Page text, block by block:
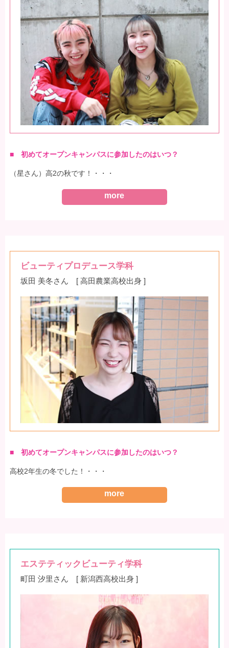
■ 初めてオープンキャンパスに参加したのはいつ？
（星さん）高2の秋です！・・・
more
ビューティプロデュース学科
坂田 美冬さん [ 高田農業高校出身 ]
■ 初めてオープンキャンパスに参加したのはいつ？
高校2年生の冬でした！・・・
more
エステティックビューティ学科
町田 汐里さん [ 新潟西高校出身 ]